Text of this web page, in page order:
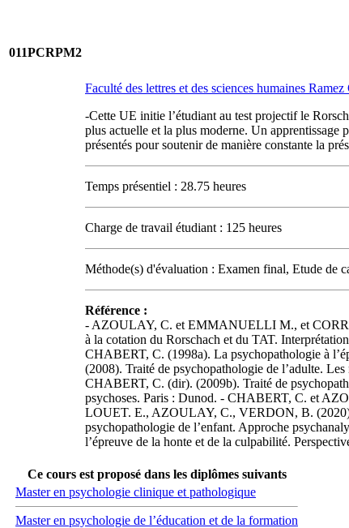
011PCRPM2
Faculté des lettres et des sciences humaines
-Cette UE initie l’étudiant au test projectif le
plus actuelle et la plus moderne. Un apprentissage
présentés pour soutenir de manière constante la
Temps présentiel : 28.75 heures
Charge de travail étudiant : 125 heures
Méthode(s) d'évaluation : Examen final, Etude de
Référence :
- AZOULAY, C. et EMMANUELLI M., et
à la cotation du Rorschach et du TAT.
CHABERT, C. (1998a). La psychopathologie à
(2008). Traité de psychopathologie de l’adulte.
CHABERT, C. (dir). (2009b). Traité de
psychoses. Paris : Dunod. - CHABERT, C. et
LOUET. E., AZOULAY, C., VERDON, B. (2020).
psychopathologie de l’enfant. Approche
l’épreuve de la honte et de la culpabilité.
Ce cours est proposé dans les diplômes suivants
Master en psychologie clinique et pathologique
Master en psychologie de l’éducation et de la formation